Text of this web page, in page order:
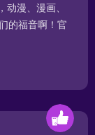
动漫、漫画、
的福音啊！官